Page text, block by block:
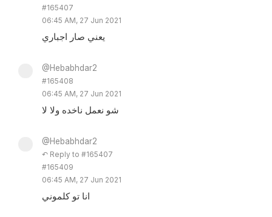
#165407
06:45 AM, 27 Jun 2021
يعني صار اجباري
@Hebabhdar2
#165408
06:45 AM, 27 Jun 2021
شو نعمل ناخده ولا لا
@Hebabhdar2
↶ Reply to #165407
#165409
06:45 AM, 27 Jun 2021
انا تو كلموني